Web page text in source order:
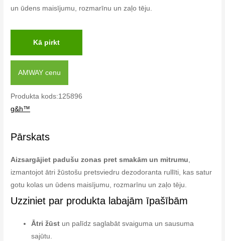
un ūdens maisījumu, rozmarīnu un zaļo tēju.
Kā pirkt
AMWAY cenu
Produkta kods:125896
g&h™
Pārskats
Aizsargājiet padušu zonas pret smakām un mitrumu
izmantojot ātri žūstošu pretsviedru dezodoranta rullīti, kas satur
gotu kolas un ūdens maisījumu, rozmarīnu un zaļo tēju.
Uzziniet par produkta labajām īpašībām
Ātri žūst un palīdz saglabāt svaiguma un sausuma
sajūtu.